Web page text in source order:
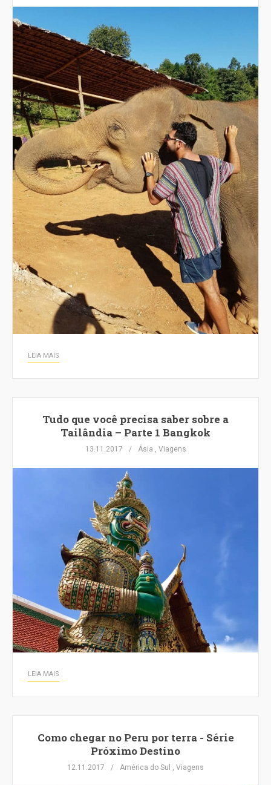
LEIA MAIS
Tudo que você precisa saber sobre a
Tailândia – Parte 1 Bangkok
13.11.2017 Ásia , Viagens
LEIA MAIS
Como chegar no Peru por terra - Série
Próximo Destino
12.11.2017 América do Sul , Viagens